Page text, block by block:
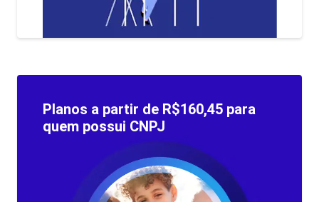
Planos a partir de R$160,45 para
quem possui CNPJ